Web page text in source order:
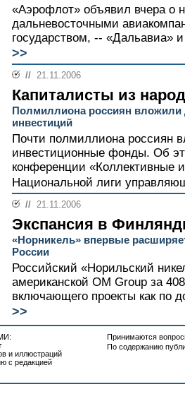
«Аэрофлот» объявил вчера о
дальневосточными
государством, -- «Дальавиа»
>>
// 21.11.2006
Капиталисты из
Полмиллиона россиян вложили
инвестиций
Почти полмиллиона россиян
инвестиционные фонды. Об
конференции «Коллективные
Национальной лиги
// 21.11.2006
Экспансия в
«Норникель» впервые
России
Российский «Норильский
американской OM Group за
включающего проекты как по
>>
и иллюстраций
с редакцией
Принимаются
По содержанию